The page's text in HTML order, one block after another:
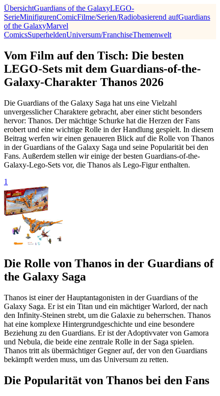
ÜbersichtGuardians of the GalaxyLEGO-
SerieMinifigurenComicFilme/Serien/Radiobasierend aufGuardians
of the GalaxyMarvel
ComicsSuperheldenUniversum/FranchiseThemenwelt
Vom Film auf den Tisch: Die besten
LEGO-Sets mit dem Guardians-of-the-
Galaxy-Charakter Thanos 2026
Die Guardians of the Galaxy Saga hat uns eine Vielzahl
unvergesslicher Charaktere gebracht, aber einer sticht besonders
hervor: Thanos. Der mächtige Schurke hat die Herzen der Fans
erobert und eine wichtige Rolle in der Handlung gespielt. In diesem
Beitrag werfen wir einen genaueren Blick auf die Rolle von Thanos
in der Guardians of the Galaxy Saga und seine Popularität bei den
Fans. Außerdem stellen wir einige der besten Guardians-of-the-
Galaxy-Lego-Sets vor, die Thanos als Lego-Figur enthalten.
1
Die Rolle von Thanos in der Guardians of
the Galaxy Saga
Thanos ist einer der Hauptantagonisten in der Guardians of the
Galaxy Saga. Er ist ein Titan und ein mächtiger Warlord, der nach
den Infinity-Steinen strebt, um die Galaxie zu beherrschen. Thanos
hat eine komplexe Hintergrundgeschichte und eine besondere
Beziehung zu den Guardians. Er ist der Adoptivvater von Gamora
und Nebula, die beide eine zentrale Rolle in der Saga spielen.
Thanos tritt als übermächtiger Gegner auf, der von den Guardians
bekämpft werden muss, um das Universum zu retten.
Die Popularität von Thanos bei den Fans